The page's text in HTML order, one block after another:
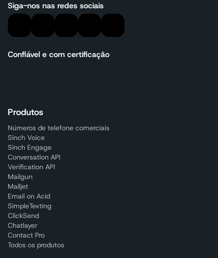
Siga-nos nas redes sociais
Confiável e com certificação
Produtos
Números de telefone comerciais
Sinch Voice
Sinch Engage
Conversation API
Verification API
Mailgun
Mailjet
Email on Acid
SimpleTexting
ClickSend
Chatlayer
Contact Pro
Todos os produtos